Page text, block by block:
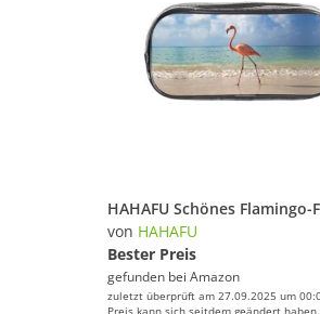
von HAHAFU
Bester Preis
gefunden bei Amazon
zuletzt überprüft am 27.09.2025 um
Preis kann sich seitdem geändert haben.